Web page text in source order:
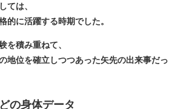
ては、
的に活躍する時期でした。
を積み重ねて、
地位を確立しつつあった矢先の出来事だっ
の身体データ